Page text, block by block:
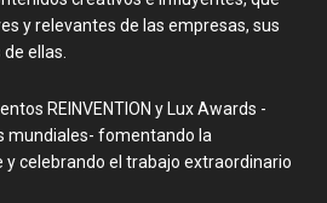
y relevantes de las empresas, sus
ellas.
REINVENTION y Lux Awards -
mundiales- fomentando la
celebrando el trabajo extraordinario